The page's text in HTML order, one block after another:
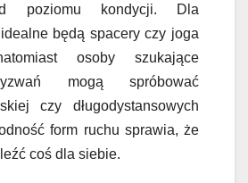
poziomu kondycji. Dla
będą spacery czy joga
osoby szukające
mogą spróbować
czy długodystansowych
form ruchu sprawia, że
coś dla siebie.